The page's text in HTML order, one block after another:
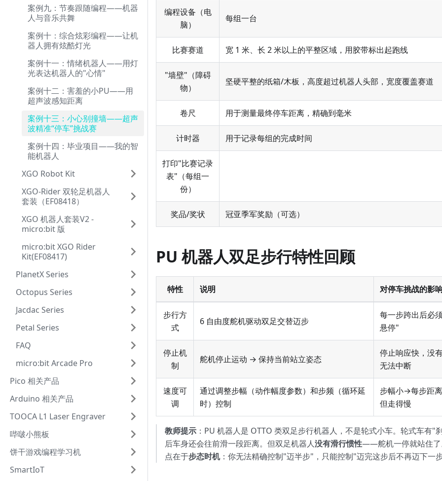
案例九：节奏跟随编程——机器
人与音乐共舞
案例十：综合炫彩编程——让机
器人拥有炫酷灯光
案例十一：情绪机器人——用灯
光表达机器人的"心情"
案例十二：害羞的小PU——用
超声波感知距离
案例十三：小心别撞墙——超声
波精准“停车”挑战赛
案例十四：毕业项目——我的智
能机器人
XGO Robot Kit
XGO-Rider 双轮足机器人
套装（EF08418）
XGO 机器人套装V2 -
micro:bit 版
micro:bit XGO Rider
Kit(EF08417)
PlanetX Series
Octopus Series
Jacdac Series
Petal Series
FAQ
micro:bit Arcade Pro
Pico 相关产品
Arduino 相关产品
TOOCA L1 Laser Engraver
哔啵小熊板
饼干游戏编程学习机
SmartIoT
编程设备（电
脑）
每组一台
比赛赛道 宽 1 米、长 2 米以上的平整区域，用胶带标出起跑线
"墙壁"（障碍
物）
坚硬平整的纸箱/木板，高度超过机器人头部，宽度覆盖赛道
卷尺 用于测量最终停车距离，精确到毫米
计时器 用于记录每组的完成时间
打印"比赛记录
表"（每组一
份）
奖品/奖状 冠亚季军奖励（可选）
PU 机器人双足步行特性回顾
特性 说明 对停车挑战的影
步行方
式
6 自由度舵机驱动双足交替迈步
每一步跨出后必
悬停"
停止机
制
舵机停止运动 → 保持当前站立姿态
停止响应快，没
无法中断
速度可
调
通过调整步幅（动作幅度参数）和步频（循环延
时）控制
步幅小→每步距
但走得慢
教师提示 ：PU 机器人是 OTTO 类双足步行机器人，不是轮式小车。轮式车
后车身还会往前滑一段距离。但双足机器人没有滑行惯性——舵机一停就站住了
点在于步态时机：你无法精确控制"迈半步"，只能控制"迈完这步后不再迈下一步